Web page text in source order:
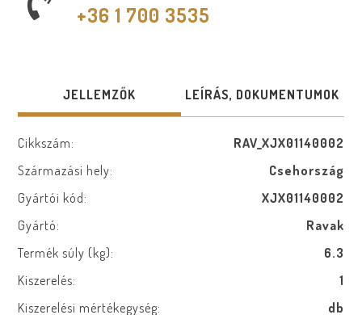
+36 1 700 3535
JELLEMZŐK LEÍRÁS, DOKUMENTUMOK
Cikkszám:
RAV_XJX01140002
Származási hely:
Csehország
Gyártói kód:
XJX01140002
Gyártó:
Ravak
Termék súly (kg):
6.3
Kiszerelés:
1
Kiszerelési mértékegység:
db